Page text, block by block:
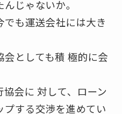
じゃないか。
も運送会社には大き
会としても積 極的に会
会に 対して、ローン
する交渉を進めてい